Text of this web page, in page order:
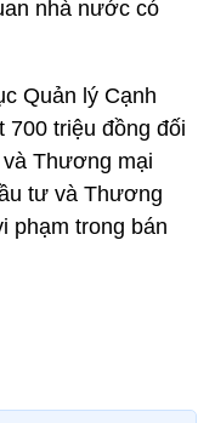
nhà nước có
Quản lý Cạnh
700 triệu đồng đối
Thương mại
tư và Thương
phạm trong bán